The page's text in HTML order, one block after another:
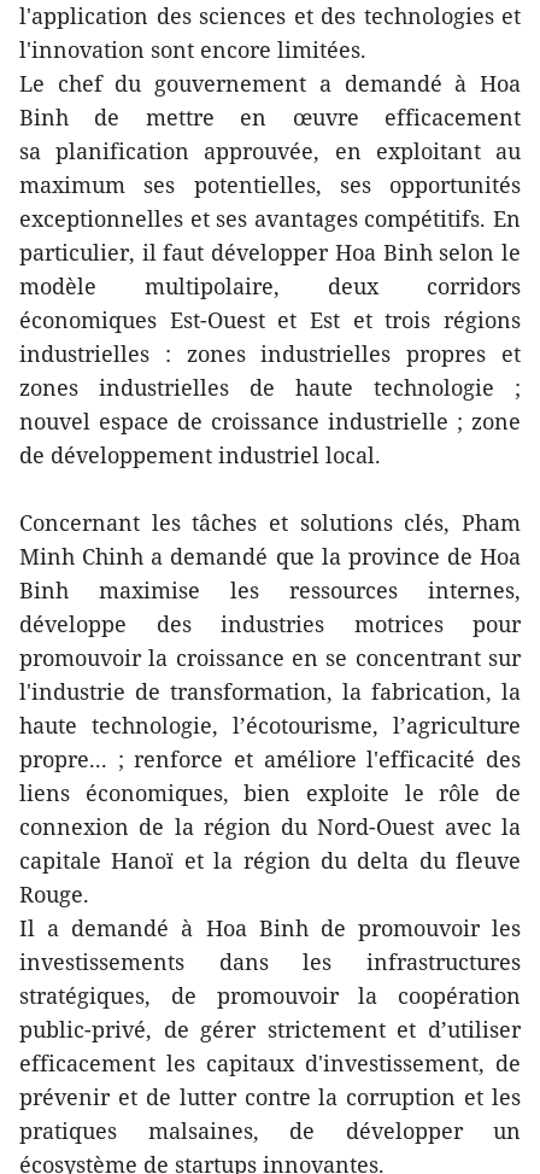
l'application des sciences et des technologies et
l'innovation sont encore limitées.
Le chef du gouvernement a demandé à Hoa
Binh de mettre en œuvre efficacement
sa planification approuvée, en exploitant au
maximum ses potentielles, ses opportunités
exceptionnelles et ses avantages compétitifs. En
particulier, il faut développer Hoa Binh selon le
modèle multipolaire, deux corridors
économiques Est-Ouest et Est et trois régions
industrielles : zones industrielles propres et
zones industrielles de haute technologie ;
nouvel espace de croissance industrielle ; zone
de développement industriel local.
Concernant les tâches et solutions clés, Pham
Minh Chinh a demandé que la province de Hoa
Binh maximise les ressources internes,
développe des industries motrices pour
promouvoir la croissance en se concentrant sur
l'industrie de transformation, la fabrication, la
haute technologie, l’écotourisme, l’agriculture
propre... ; renforce et améliore l'efficacité des
liens économiques, bien exploite le rôle de
connexion de la région du Nord-Ouest avec la
capitale Hanoï et la région du delta du fleuve
Rouge.
Il a demandé à Hoa Binh de promouvoir les
investissements dans les infrastructures
stratégiques, de promouvoir la coopération
public-privé, de gérer strictement et d’utiliser
efficacement les capitaux d'investissement, de
prévenir et de lutter contre la corruption et les
pratiques malsaines, de développer un
écosystème de startups innovantes.